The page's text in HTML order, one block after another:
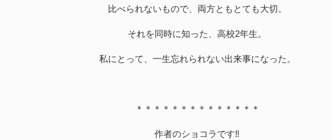
比べられないもので、両方ともとても大切。
それを同時に知った、高校2年生。
私にとって、一生忘れられない出来事になった。
＊＊＊＊＊＊＊＊＊＊＊＊＊＊
作者のショコラです‼︎